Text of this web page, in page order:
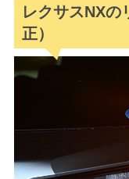
レクサスNXの
正）